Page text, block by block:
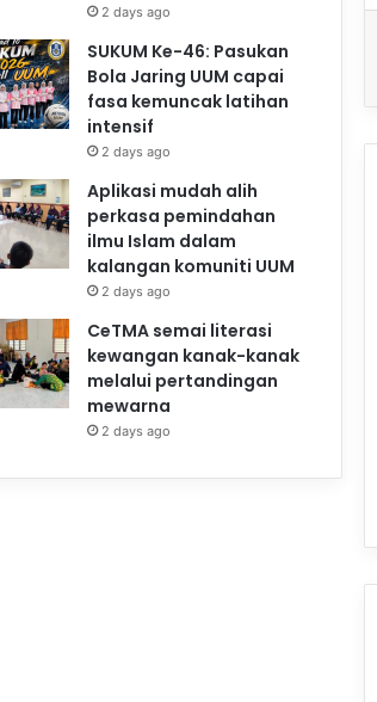
2 days ago
SUKUM Ke-46: Pasukan
Bola Jaring UUM capai
fasa kemuncak latihan
intensif
2 days ago
Aplikasi mudah alih
perkasa pemindahan
ilmu Islam dalam
kalangan komuniti UUM
2 days ago
CeTMA semai literasi
kewangan kanak-kanak
melalui pertandingan
mewarna
2 days ago